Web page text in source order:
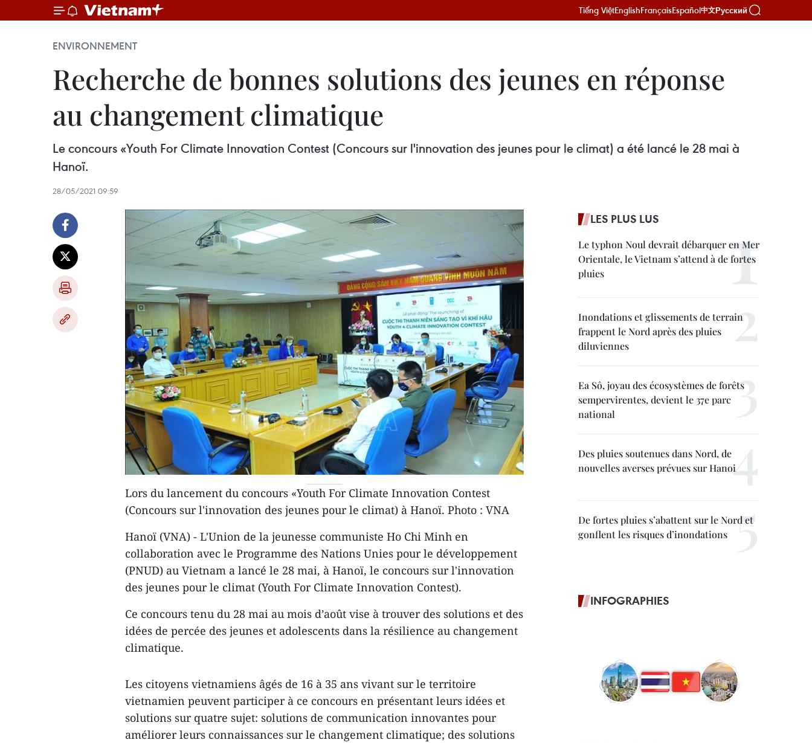
Tiếng ViệtEnglishFrançaisEspañol中文Русский
ENVIRONNEMENT
Recherche de bonnes solutions des jeunes en réponse
au changement climatique
Le concours «Youth For Climate Innovation Contest (Concours sur l'innovation des jeunes pour le climat) a été lancé le 28 mai à
Hanoï. ​
28/05/2021 09:59
Lors du lancement du concours «Youth For Climate Innovation Contest
(Concours sur l'innovation des jeunes pour le climat) à Hanoï. Photo : VNA
Hanoï (VNA) - L'Union de la jeunesse communiste Ho Chi Minh en
collaboration avec le Programme des Nations Unies pour le développement
(PNUD) au Vietnam a lancé le 28 mai, à Hanoï, le concours sur l'innovation
des jeunes pour le climat (Youth For Climate Innovation Contest).
Ce concours tenu du 28 mai au mois d’août vise à trouver des solutions et des
idées de percée des jeunes et adolescents dans la résilience au changement
climatique.
Les citoyens vietnamiens âgés de 16 à 35 ans vivant sur le territoire
vietnamien peuvent participer à ce concours en présentant leurs idées et
solutions sur quatre sujet: solutions de communication innovantes pour
améliorer leurs connaissances sur le changement climatique; des solutions
LES PLUS LUS
Le typhon Noul devrait débarquer en Mer
Orientale, le Vietnam s’attend à de fortes
pluies
Inondations et glissements de terrain
frappent le Nord après des pluies
diluviennes
Ea Sô, joyau des écosystèmes de forêts
sempervirentes, devient le 37e parc
national
Des pluies soutenues dans Nord, de
nouvelles averses prévues sur Hanoi
De fortes pluies s’abattent sur le Nord et
gonflent les risques d’inondations
INFOGRAPHIES